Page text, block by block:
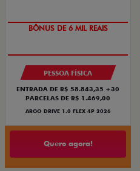
BÔNUS DE 6 MIL REAIS
PESSOA FÍSICA
ENTRADA DE R$ 58.843,35 +30
PARCELAS DE R$ 1.469,00
ARGO DRIVE 1.0 FLEX 4P 2026
Quero agora!